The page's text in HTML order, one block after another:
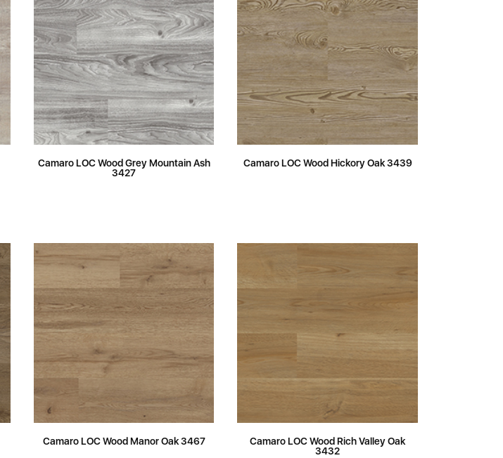
Camaro LOC Wood Grey Mountain Ash
3427
Camaro LOC Wood Hickory Oak 3439
Camaro LOC Wood Manor Oak 3467
Camaro LOC Wood Rich Valley Oak
3432